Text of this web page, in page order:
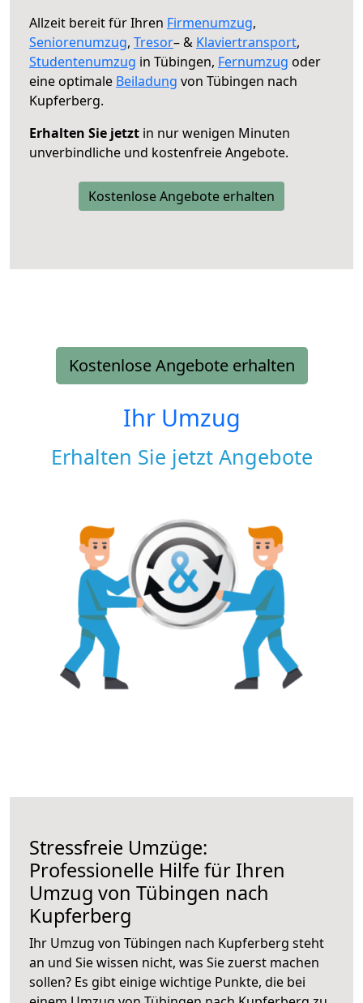
Allzeit bereit für Ihren Firmenumzug,
Seniorenumzug, Tresor– & Klaviertransport,
Studentenumzug in Tübingen, Fernumzug oder
eine optimale Beiladung von Tübingen nach
Kupferberg.
Erhalten Sie jetzt in nur wenigen Minuten
unverbindliche und kostenfreie Angebote.
Kostenlose Angebote erhalten
Kostenlose Angebote erhalten
Ihr Umzug
Erhalten Sie jetzt Angebote
Stressfreie Umzüge:
Professionelle Hilfe für Ihren
Umzug von Tübingen nach
Kupferberg
Ihr Umzug von Tübingen nach Kupferberg steht
an und Sie wissen nicht, was Sie zuerst machen
sollen? Es gibt einige wichtige Punkte, die bei